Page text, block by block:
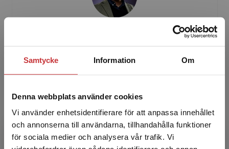
Samtycke Information Om
Denna webbplats använder cookies
Vi använder enhetsidentifierare för att anpassa innehållet
och annonserna till användarna, tillhandahålla funktioner
för sociala medier och analysera vår trafik. Vi
Christian Lundahl (f. 1972) är professor i
pedagogik vid Örebro universitet, där han
intelligensmätningar i e...